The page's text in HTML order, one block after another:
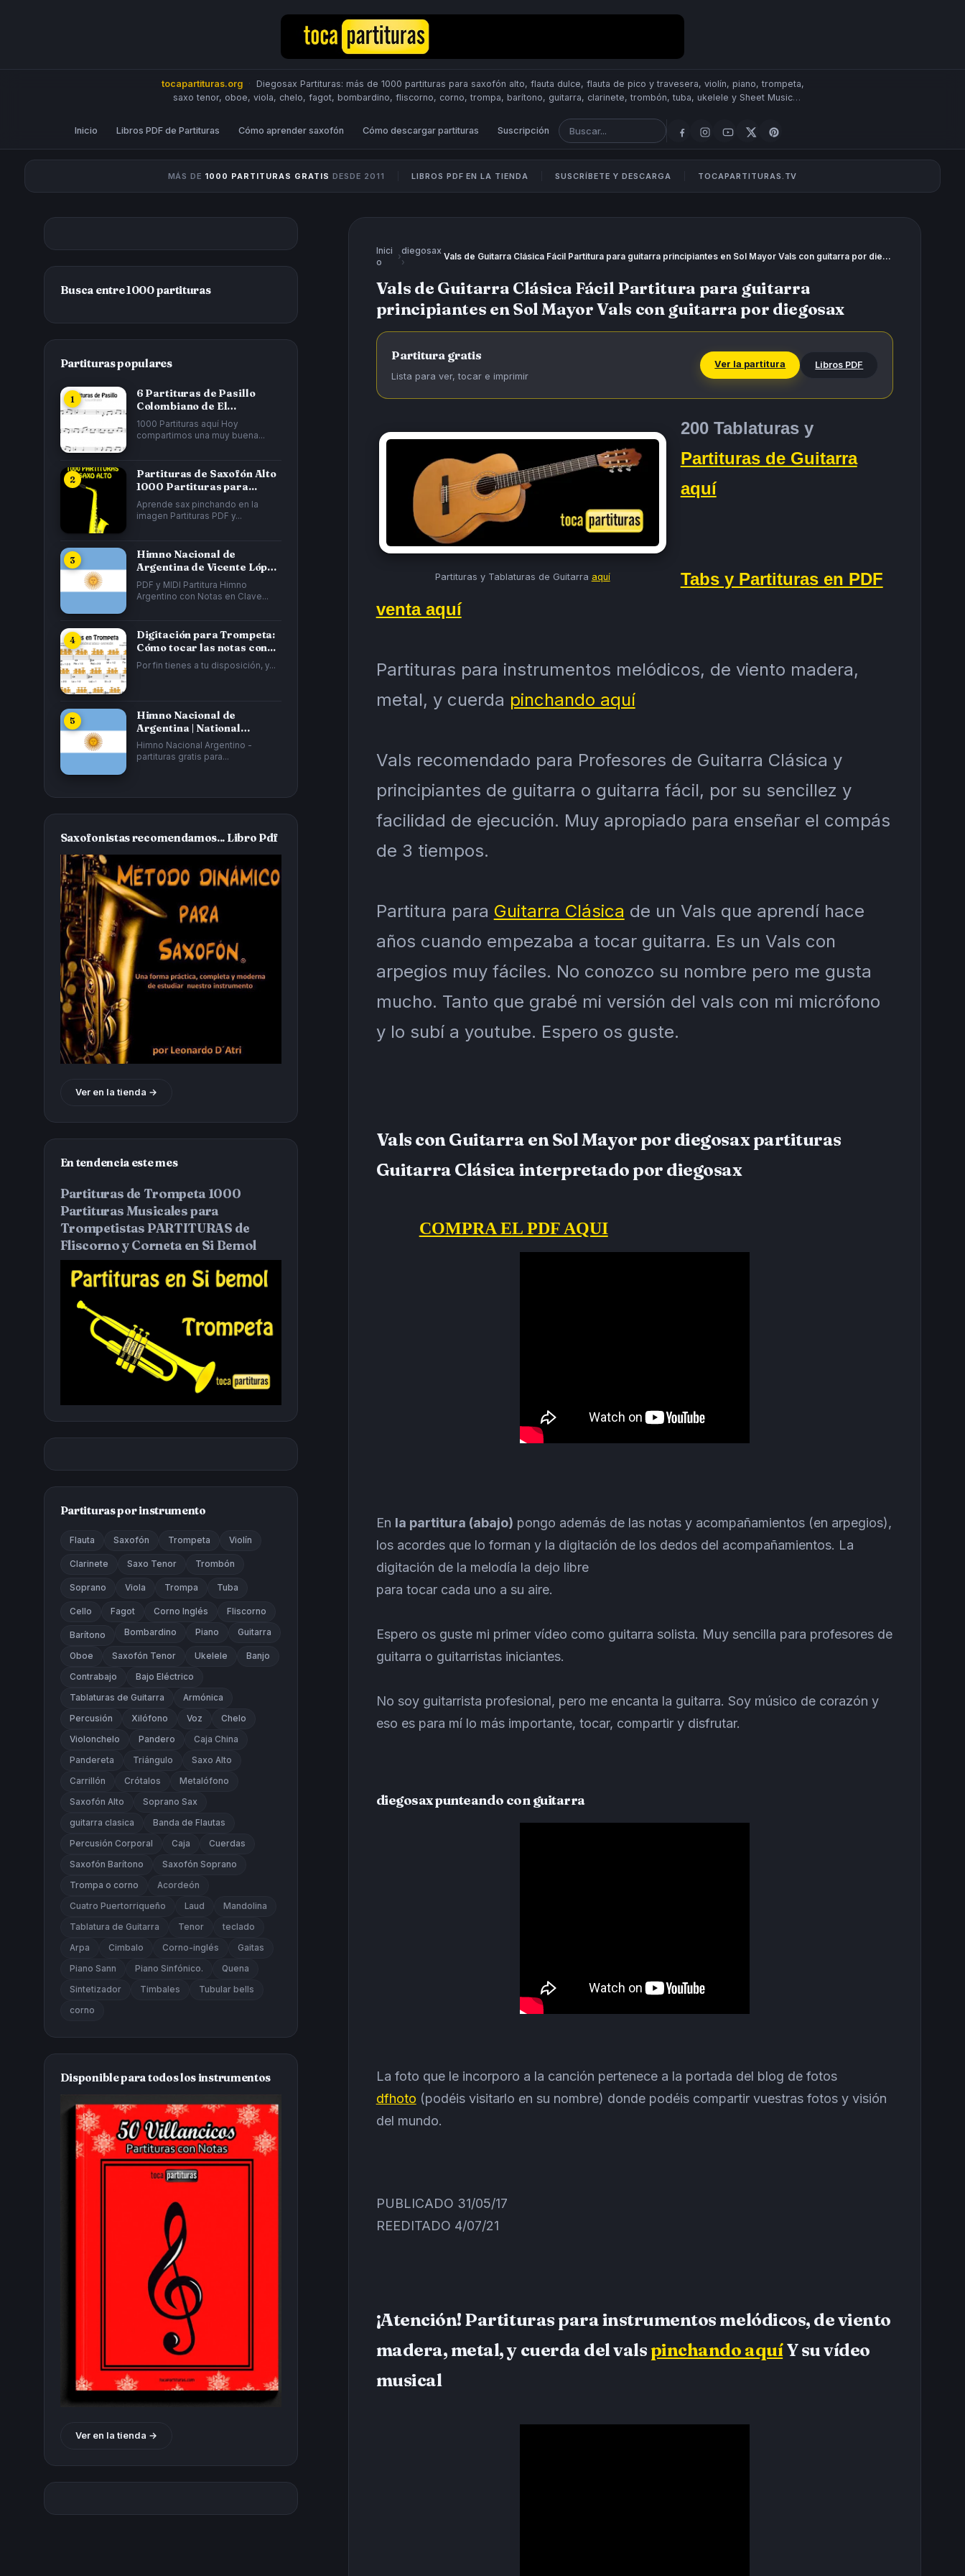
tocapartituras.org ·
Diegosax Partituras: más de 1000 partituras para saxofón alto, flauta dulce, flauta de pico y travesera, violín, piano, trompeta,
saxo tenor, oboe, viola, chelo, fagot, bombardino, fliscorno, corno, trompa, barítono, guitarra, clarinete, trombón, tuba, ukelele y Sheet Music
Inicio Libros PDF de Partituras Cómo aprender saxofón Cómo descargar partituras Suscripción
MÁS DE 1000 PARTITURAS GRATIS DESDE 2011 LIBROS PDF EN LA TIENDA SUSCRÍBETE Y DESCARGA TOCAPARTITURAS.TV
Inici
o
›
diegosax
›
Vals de Guitarra Clásica Fácil Partitura para guitarra principiantes en Sol Mayor Vals con guitarra por diegosax
Vals de Guitarra Clásica Fácil Partitura para guitarra
principiantes en Sol Mayor Vals con guitarra por diegosax
Partitura gratis
Lista para ver, tocar e imprimir
Ver la partitura Libros PDF
Partituras y Tablaturas de Guitarra aquí
200 Tablaturas y
Partituras de Guitarra
aquí
Tabs y Partituras en PDF
venta aquí
Partituras para instrumentos melódicos, de viento madera,
metal, y cuerda pinchando aquí
Vals recomendado para Profesores de Guitarra Clásica y
principiantes de guitarra o guitarra fácil, por su sencillez y
facilidad de ejecución. Muy apropiado para enseñar el compás
de 3 tiempos.
Partitura para Guitarra Clásica de un Vals que aprendí hace
años cuando empezaba a tocar guitarra. Es un Vals con
arpegios muy fáciles. No conozco su nombre pero me gusta
mucho. Tanto que grabé mi versión del vals con mi micrófono
y lo subí a youtube. Espero os guste.
Vals con Guitarra en Sol Mayor por diegosax partituras
Guitarra Clásica interpretado por diegosax
COMPRA EL PDF AQUI
En la partitura (abajo) pongo además de las notas y acompañamientos (en arpegios),
los acordes que lo forman y la digitación de los dedos del acompañamientos. La
digitación de la melodía la dejo libre
para tocar cada uno a su aire.
Espero os guste mi primer vídeo como guitarra solista. Muy sencilla para profesores de
guitarra o guitarristas iniciantes.
No soy guitarrista profesional, pero me encanta la guitarra. Soy músico de corazón y
eso es para mí lo más importante, tocar, compartir y disfrutar.
diegosax punteando con guitarra
La foto que le incorporo a la canción pertenece a la portada del blog de fotos
dfhoto (podéis visitarlo en su nombre) donde podéis compartir vuestras fotos y visión
del mundo.
PUBLICADO 31/05/17
REEDITADO 4/07/21
¡Atención! Partituras para instrumentos melódicos, de viento
madera, metal, y cuerda del valspinchando aquíY su vídeo
musical
Busca entre 1000 partituras
Partituras populares
6 Partituras de Pasillo
Colombiano de El
Cucarrón, La Gata...
1000 Partituras aquí Hoy
compartimos una muy buena...
Partituras de Saxofón Alto
1000 Partituras para...
Aprende sax pinchando en la
imagen Partituras PDF y...
Himno Nacional de
Argentina de Vicente López
y Planes y...
PDF y MIDI Partitura Himno
Argentino con Notas en Clave...
Digitación para Trompeta:
Cómo tocar las notas con...
Por fin tienes a tu disposición, y...
Himno Nacional de
Argentina | National
Anthem of Argentina...
Himno Nacional Argentino -
partituras gratis para...
Saxofonistas recomendamos... Libro Pdf
Ver en la tienda →
En tendencia este mes
Partituras de Trompeta 1000
Partituras Musicales para
Trompetistas PARTITURAS de
Fliscorno y Corneta en Si Bemol
Partituras por instrumento
Flauta Saxofón Trompeta Violín
Clarinete Saxo Tenor Trombón
Soprano Viola Trompa Tuba
Cello Fagot Corno Inglés Fliscorno
Barítono Bombardino Piano Guitarra
Oboe Saxofón Tenor Ukelele Banjo
Contrabajo Bajo Eléctrico
Tablaturas de Guitarra Armónica
Percusión Xilófono Voz Chelo
Violonchelo Pandero Caja China
Pandereta Triángulo Saxo Alto
Carrillón Crótalos Metalófono
Saxofón Alto Soprano Sax
guitarra clasica Banda de Flautas
Percusión Corporal Caja Cuerdas
Saxofón Barítono Saxofón Soprano
Trompa o corno Acordeón
Cuatro Puertorriqueño Laud Mandolina
Tablatura de Guitarra Tenor teclado
Arpa Cimbalo Corno-inglés Gaitas
Piano Sann Piano Sinfónico. Quena
Sintetizador Timbales Tubular bells
corno
Disponible para todos los instrumentos
Ver en la tienda →